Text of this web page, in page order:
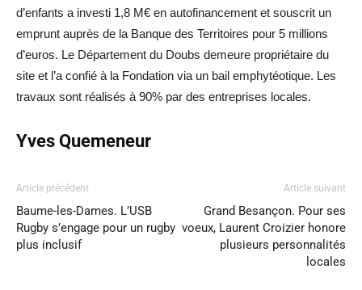
d’enfants a investi 1,8 M€ en autofinancement et souscrit un
emprunt auprès de la Banque des Territoires pour 5 millions
d’euros. Le Département du Doubs demeure propriétaire du
site et l’a confié à la Fondation via un bail emphytéotique. Les
travaux sont réalisés à 90% par des entreprises locales.
Yves Quemeneur
Article précédent
Baume-les-Dames. L’USB
Rugby s’engage pour un rugby
plus inclusif
Article suivant
Grand Besançon. Pour ses
voeux, Laurent Croizier honore
plusieurs personnalités
locales